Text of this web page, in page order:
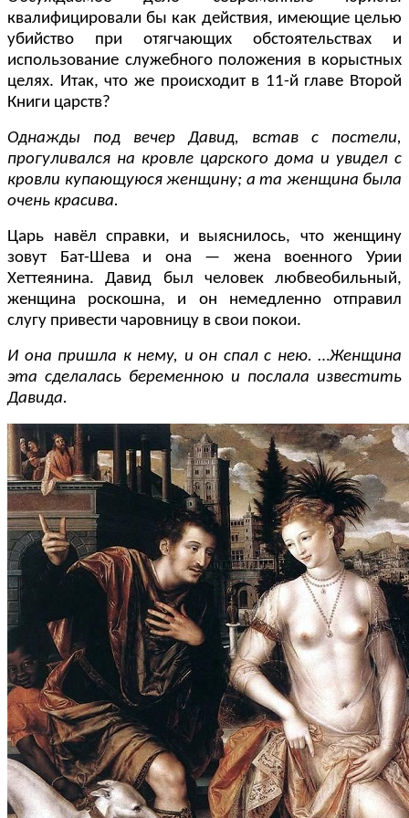
квалифицировали бы как действия, имеющие целью
убийство при отягчающих обстоятельствах и
использование служебного положения в корыстных
целях. Итак, что же происходит в 11-й главе Второй
Книги царств?
Однажды под вечер Давид, встав с постели,
прогуливался на кровле царского дома и увидел с
кровли купающуюся женщину; а та женщина была
очень красива.
Царь навёл справки, и выяснилось, что женщину
зовут Бат-Шева и она — жена военного Урии
Хеттеянина. Давид был человек любвеобильный,
женщина роскошна, и он немедленно отправил
слугу привести чаровницу в свои покои.
И она пришла к нему, и он спал с нею. …Женщина
эта сделалась беременною и послала известить
Давида.